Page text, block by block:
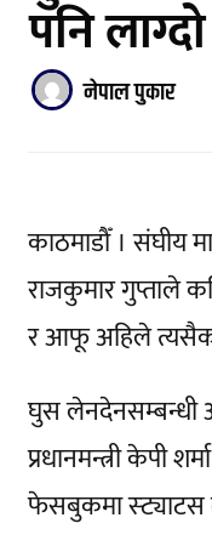
पनि
नेपाल पुकार
काठमाडौँ । संघीय
राजकुमार गुप्ताले
र आफू अहिले
घुस लेनदेनसम्बन्धी
प्रधानमन्त्री केपी
फेसबुकमा स्ट्याटस